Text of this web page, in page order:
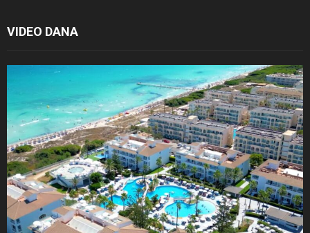
VIDEO DANA